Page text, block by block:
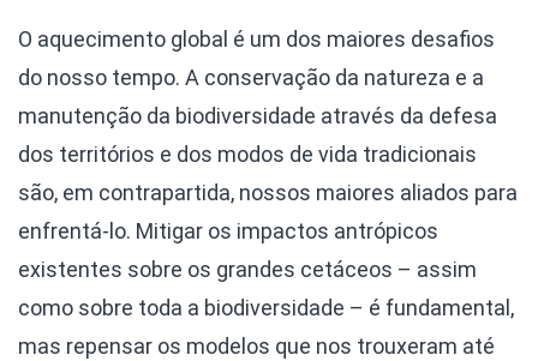
O aquecimento global é um dos maiores desafios
do nosso tempo. A conservação da natureza e a
manutenção da biodiversidade através da defesa
dos territórios e dos modos de vida tradicionais
são, em contrapartida, nossos maiores aliados para
enfrentá-lo. Mitigar os impactos antrópicos
existentes sobre os grandes cetáceos – assim
como sobre toda a biodiversidade – é fundamental,
mas repensar os modelos que nos trouxeram até